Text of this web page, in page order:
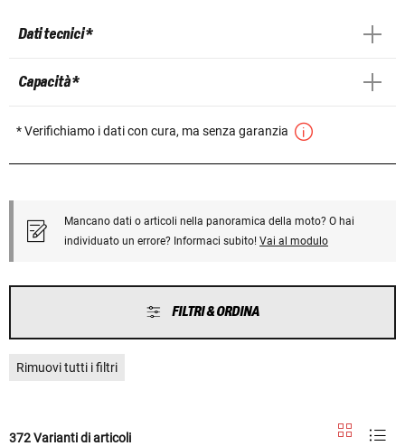
Dati tecnici *
Capacità *
* Verifichiamo i dati con cura, ma senza garanzia
Mancano dati o articoli nella panoramica della moto? O hai
individuato un errore? Informaci subito! Vai al modulo
FILTRI & ORDINA
Rimuovi tutti i filtri
372 Varianti di articoli